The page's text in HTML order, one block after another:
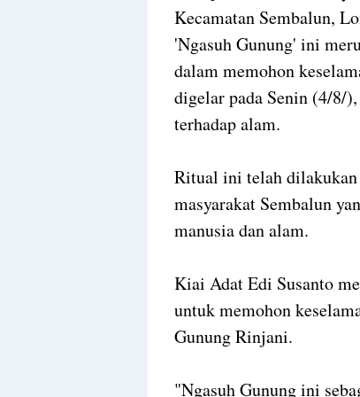
Kecamatan Sembalun,
'Ngasuh Gunung' ini
dalam memohon
digelar pada Senin (4/8/
terhadap alam.
Ritual ini telah dilakukan
masyarakat Sembalun
manusia dan alam.
Kiai Adat Edi Susanto
untuk memohon
Gunung Rinjani.
"Ngasuh Gunung ini